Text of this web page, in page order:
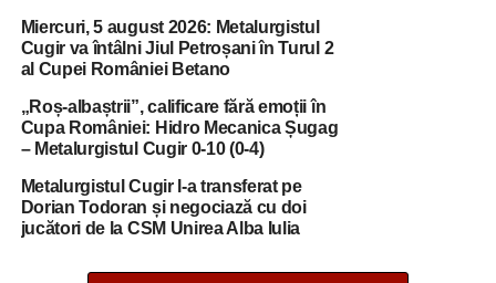
Miercuri, 5 august 2026: Metalurgistul
Cugir va întâlni Jiul Petroșani în Turul 2
al Cupei României Betano
„Roș-albaștrii”, calificare fără emoții în
Cupa României: Hidro Mecanica Șugag
– Metalurgistul Cugir 0-10 (0-4)
Metalurgistul Cugir l-a transferat pe
Dorian Todoran și negociază cu doi
jucători de la CSM Unirea Alba Iulia